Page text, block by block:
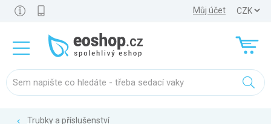
Můj účet
Trubky a příslušenství